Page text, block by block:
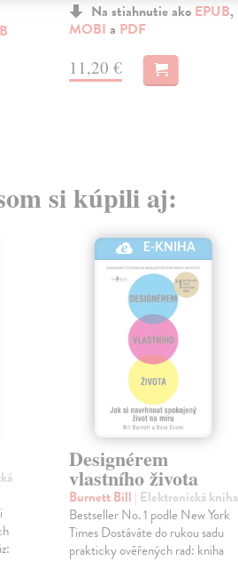
Na stiahnutie ako EPUB,
MOBI a PDF
11,20 €
si kúpili aj:
E-KNIHA
Designérem
vlastního života
Burnett Bill | Elektronická kniha
Bestseller No. 1 podle New York
Times Dostáváte do rukou sadu
prakticky ověřených rad: kniha